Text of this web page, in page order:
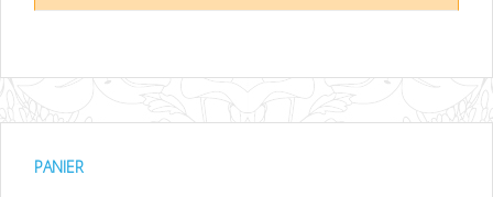
PANIER